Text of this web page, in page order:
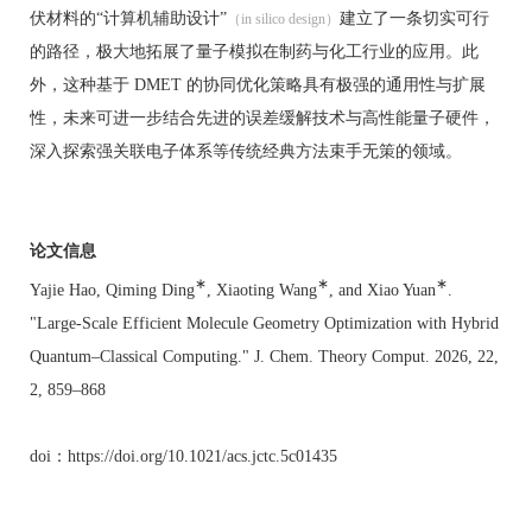
伏材料的“计算机辅助设计” （in silico design） 建立了一条切实可行
的路径，极大地拓展了量子模拟在制药与化工行业的应用。此
外，这种基于 DMET 的协同优化策略具有极强的通用性与扩展
性，未来可进一步结合先进的误差缓解技术与高性能量子硬件，
深入探索强关联电子体系等传统经典方法束手无策的领域。
论文信息
Yajie Hao, Qiming Ding∗ , Xiaoting Wang∗ , and Xiao Yuan∗
"Large-Scale Efficient Molecule Geometry Optimization with Hybrid
Quantum–Classical Computing." J. Chem. Theory Comput. 2026, 22,
2, 859–868
doi：https://doi.org/10.1021/acs.jctc.5c01435